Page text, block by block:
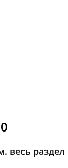
весь раздел